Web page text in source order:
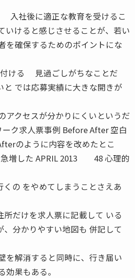
入社後に適正な教育を受けるこ
いけると感じさせることが、若い
を確保するためのポイントにな
ける 見過ごしがちなことだ
と では応募実績に大きな開きが
アクセスが分かりにくいというだ
ク求人票事例 Before After 空白
のように内容を改めたとこ
急増した APRIL 2013 48 心理的
くの をやめてしまうことさえあ
だけを求人票に記載して いる
分かりやすい地図も 併記して
を解消すると同時に、行き届い
効果もある。